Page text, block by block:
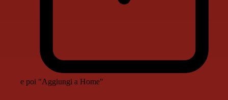
e poi "Aggiungi a Home"